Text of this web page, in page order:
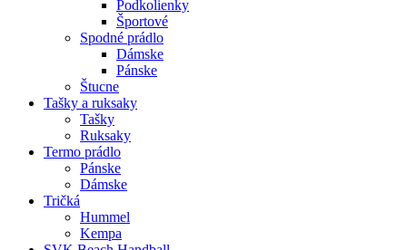
Podkolienky
Športové
Spodné prádlo
Dámske
Pánske
Štucne
Tašky a ruksaky
Tašky
Ruksaky
Termo prádlo
Pánske
Dámske
Tričká
Hummel
Kempa